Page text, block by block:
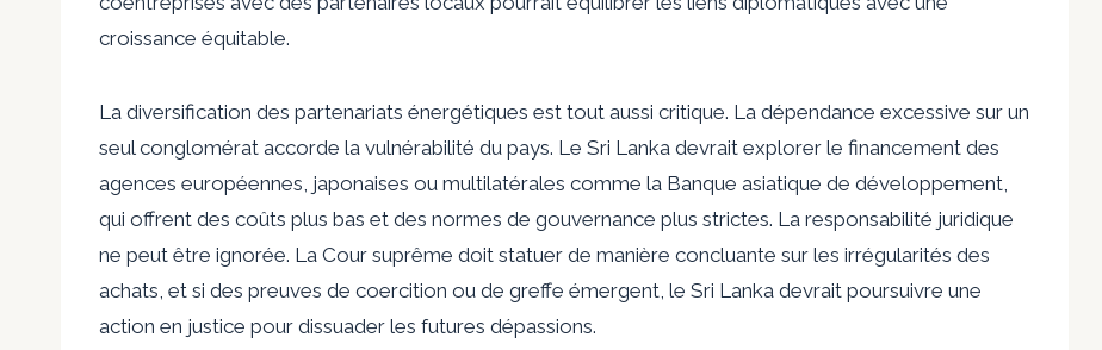
croissance équitable.
La diversification des partenariats énergétiques est tout aussi critique. La dépendance excessive sur un
seul conglomérat accorde la vulnérabilité du pays. Le Sri Lanka devrait explorer le financement des
agences européennes, japonaises ou multilatérales comme la Banque asiatique de développement,
qui offrent des coûts plus bas et des normes de gouvernance plus strictes. La responsabilité juridique
ne peut être ignorée. La Cour suprême doit statuer de manière concluante sur les irrégularités des
achats, et si des preuves de coercition ou de greffe émergent, le Sri Lanka devrait poursuivre une
action en justice pour dissuader les futures dépassions.